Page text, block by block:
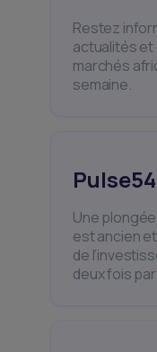
Restez
actualités et
marchés
semaine.
Pulse54
Une
est ancien
de
deux fois